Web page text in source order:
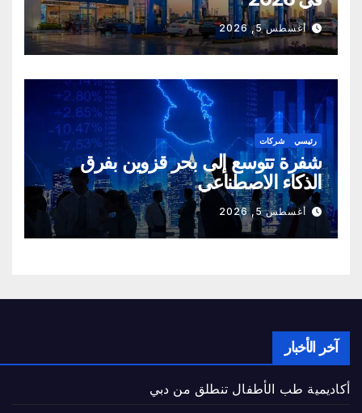
أغسطس 5, 2026
رئيسي شركات
شفرة تتوسع إلى بحر قزوين بفرق
الذكاء الاصطناعي
أغسطس 5, 2026
آخر الأخبار
أكاديمية طب الأطفال تنطلق من دبي